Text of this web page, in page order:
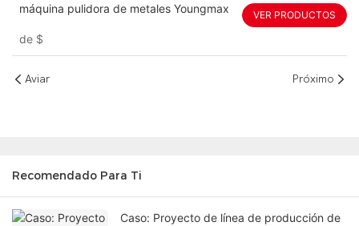
máquina pulidora de metales Youngmax
de $
VER PRODUCTOS
Aviar Próximo
Recomendado Para Ti
Caso: Proyecto de línea de producción de